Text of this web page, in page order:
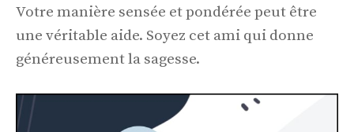
Votre manière sensée et pondérée peut être
une véritable aide. Soyez cet ami qui donne
généreusement la sagesse.